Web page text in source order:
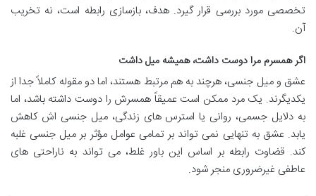
تخصصی مورد بررسی قرار گیرد. هدف، بازسازی رابطه است، نه تخریب
آن.
اگر همسرم مرا دوست داشت، همیشه میل داشت
عشق و میل جنسی، هرچند به هم مرتبط هستند، اما دو مقوله کاملاً جدا از
یکدیگرند. یک مرد ممکن است عمیقاً همسرش را دوست داشته باشد، اما
به دلایل جسمی، روانی یا استرس های زندگی، میل جنسی اش کاهش
یابد. عشق به تنهایی نمی تواند بر تمامی عوامل مؤثر بر میل جنسی غلبه
کند. قضاوت رابطه بر اساس این باور غلط، می تواند به ناراحتی های
عاطفی غیرضروری منجر شود.